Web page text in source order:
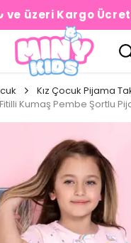
ve üzeri Kargo
Kız Çocuk Pijama
Kumaş Pembe Şortlu